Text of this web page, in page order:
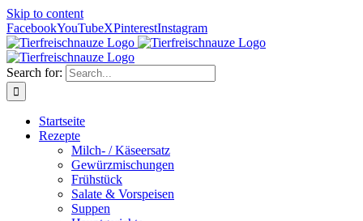
Skip to content
FacebookYouTubeXPinterestInstagram
Search for:
Startseite
Rezepte
Milch- / Käseersatz
Gewürzmischungen
Frühstück
Salate & Vorspeisen
Suppen